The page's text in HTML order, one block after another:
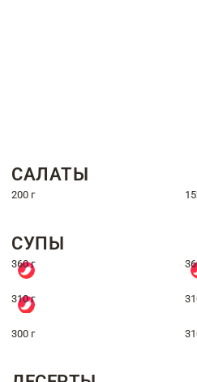
САЛАТЫ
200 г
СУПЫ
360 г
310 г
300 г